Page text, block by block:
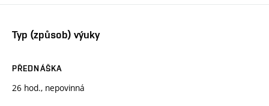
Typ (způsob) výuky
PŘEDNÁŠKA
26 hod., nepovinná